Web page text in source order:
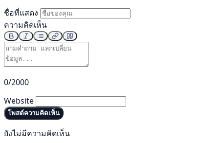
ชื่อที่แสดง
ความคิดเห็น
0/2000
Website
โพสต์ความคิดเห็น
ยังไม่มีความคิดเห็น